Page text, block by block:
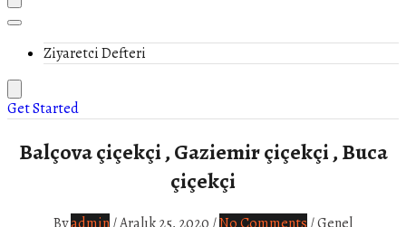
Ziyaretci Defteri
Get Started
Balçova çiçekçi , Gaziemir çiçekçi , Buca
çiçekçi